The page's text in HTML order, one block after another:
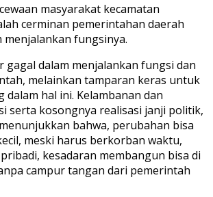
masyarakat kecamatan
cerminan pemerintahan daerah
menjalankan fungsinya.
gagal dalam menjalankan fungsi dan
melainkan tamparan keras untuk
dalam hal ini. Kelambanan dan
serta kosongnya realisasi janji politik,
bahwa, perubahan bisa
meski harus berkorban waktu,
kesadaran membangun bisa di
campur tangan dari pemerintah